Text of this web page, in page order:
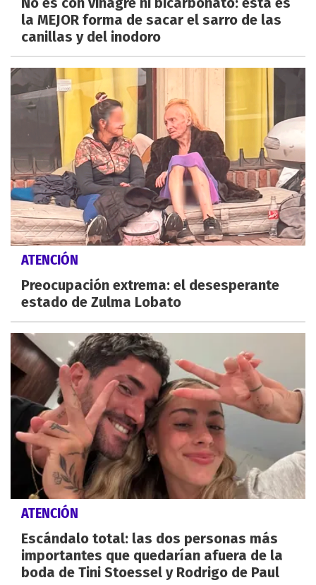
la MEJOR forma de sacar el sarro de las
canillas y del inodoro
ATENCIÓN
Preocupación extrema: el desesperante
estado de Zulma Lobato
ATENCIÓN
Escándalo total: las dos personas más
importantes que quedarían afuera de la
boda de Tini Stoessel y Rodrigo de Paul